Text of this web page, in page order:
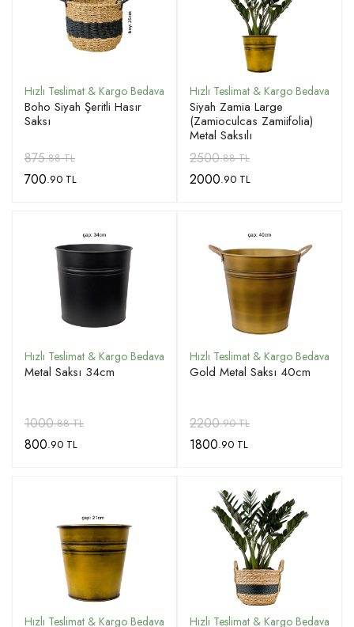
Boho Siyah Şeritli Hasır
Saksı
875.88 TL
700.90 TL
Siyah Zamia Large
(Zamioculcas Zamiifolia)
Metal Saksılı
2500.88 TL
2000.90 TL
Metal Saksı 34cm
1000.88 TL
800.90 TL
Gold Metal Saksı 40cm
2200.90 TL
1800.90 TL